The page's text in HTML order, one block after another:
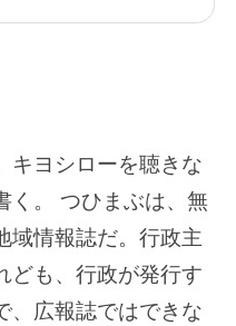
キヨシローを聴きな
く。 つひまぶは、無
域情報誌だ。行政主
ども、行政が発行す
、広報誌ではできな